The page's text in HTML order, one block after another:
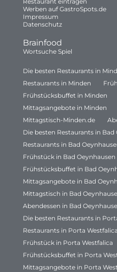
Werben auf GastroSpots.de
Impressum
Datenschutz
Brainfood
Wortsuche Spiel
Die besten Restaurants in
Restaurants in Minden
Frühstücksbuffet in Minden
Mittagsangebote in Minden
Mittagstisch-Minden.de
Die besten Restaurants in Bad
Restaurants in Bad
Frühstück in Bad Oeynhausen
Frühstücksbuffet in Bad
Mittagsangebote in Bad
Mittagstisch in Bad
Abendessen in Bad
Die besten Restaurants in
Restaurants in Porta Westfalica
Frühstück in Porta Westfalica
Frühstücksbuffet in Porta
Mittagsangebote in Porta